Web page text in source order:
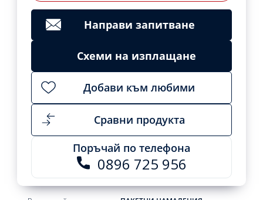
Направи запитване
Схеми на изплащане
Добави към любими
Сравни продукта
Поръчай по телефона
0896 725 956